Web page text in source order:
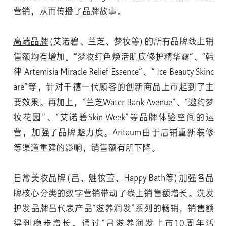
营销，从而传播了品牌故事。
高端品牌(艾诺碧、兰芝、梦妆等) 的所有品牌线上销
售额均有增加。“梦妆红色焕活肌底修护精华露”、“韩
律 Artemisia Miracle Relief Essence”、“ Ice Beauty Skinc
are”等，针对千禧一代顾客的创新商品上市起到了主
要效果。再加上，“兰芝Water Bank Avenue”、“邀约梦
妆花园”、“艾诺碧Skin Week”等品牌体验空间的运
营，加强了品牌魅力度。Aritaum由于店铺重新装修
等渠道重建的影响，销售额有所下降。
日常美妆品牌 (吕、魅妆萱、Happy Bath等) 加强各品
牌核心分类的数字营销带动了线上销售额增长。洗发
护发品牌吕代表产品“滋养润发”系列的畅销，销售额